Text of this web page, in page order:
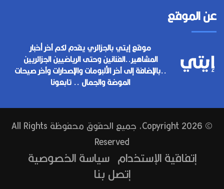
عن الموقع
موقع إيتي بالجزائري يقدم لكم آخر أخبار
المشاهير..الفنانين وحتى الرياضيين الجزائريين
..بالإضافة إلى آخر الألبومات والإصدارات وآخر صيحات
الموضة والجمال .. تابعونا
© Copyright 2026, جميع الحقوق محفوظة All Rights
Reserved
إتفاقية الإستخدام سياسة الخصوصية
إتصل بنا